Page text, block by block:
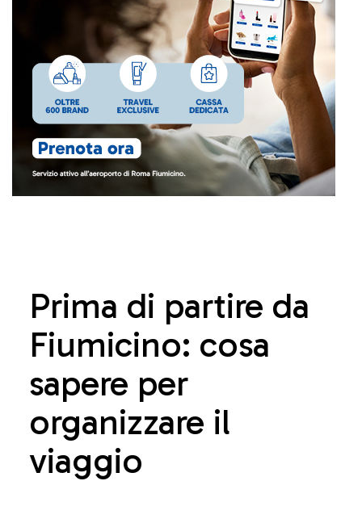
Prima di partire da
Fiumicino: cosa
sapere per
organizzare il
viaggio